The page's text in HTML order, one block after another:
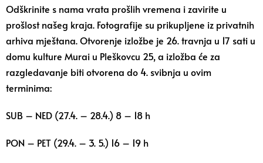
Odškrinite s nama vrata prošlih vremena i zavirite u
prošlost našeg kraja. Fotografije su prikupljene iz privatnih
arhiva mještana. Otvorenje izložbe je 26. travnja u 17 sati u
domu kulture Murai u Pleškovcu 25, a izložba će za
razgledavanje biti otvorena do 4. svibnja u ovim
terminima:
SUB – NED (27.4. – 28.4.) 8 – 18 h
PON – PET (29.4. – 3. 5.) 16 – 19 h